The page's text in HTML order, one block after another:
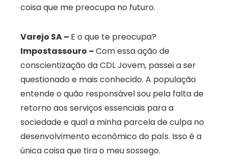
coisa que me preocupa no futuro.
Varejo SA – E o que te preocupa?
Impostassouro –Com essa ação de
conscientização da CDL Jovem, passei a ser
questionado e mais conhecido. A população
entende o quão responsável sou pela falta de
retorno aos serviços essenciais para a
sociedade e qual a minha parcela de culpa no
desenvolvimento econômico do país. Isso é a
única coisa que tira o meu sossego.